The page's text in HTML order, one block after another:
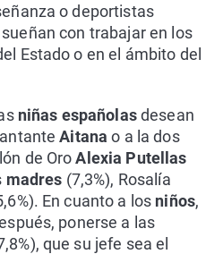
o deportistas
con trabajar en los
Estado o en el ámbito del
niñas españolasdesean
Aitana o a la dos
de OroAlexia Putellas
madres (7,3%), Rosalía
En cuanto a los niños,
ponerse a las
que su jefe sea el